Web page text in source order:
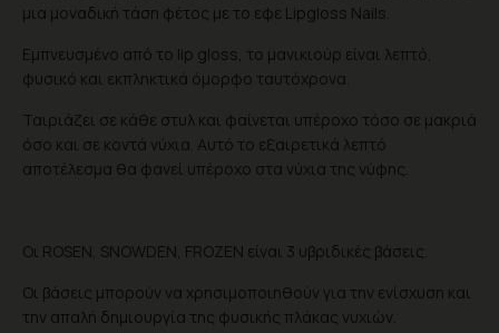
μια μοναδική τάση φέτος με το εφε Lipgloss Nails.
Εμπνευσμένο από το lip gloss, το μανικιούρ είναι λεπτό,
φυσικό και εκπληκτικά όμορφο ταυτόχρονα.
Ταιριάζει σε κάθε στυλ και φαίνεται υπέροχο τόσο σε μακριά
όσο και σε κοντά νύχια. Αυτό το εξαιρετικά λεπτό
αποτέλεσμα θα φανεί υπέροχο στα νύχια της νύφης.
Οι ROSEN, SNOWDEN, FROZEN είναι 3 υβριδικές βάσεις.
Οι βάσεις μπορούν να χρησιμοποιηθούν για την ενίσχυση και
την απαλή δημιουργία της φυσικής πλάκας νυχιών.